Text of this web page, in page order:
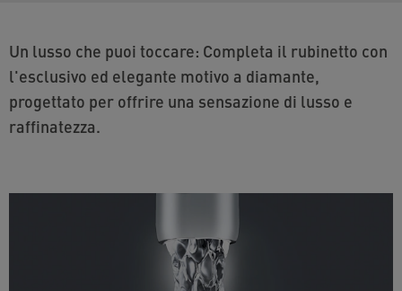
Un lusso che puoi toccare: Completa il rubinetto con
l'esclusivo ed elegante motivo a diamante,
progettato per offrire una sensazione di lusso e
raffinatezza.